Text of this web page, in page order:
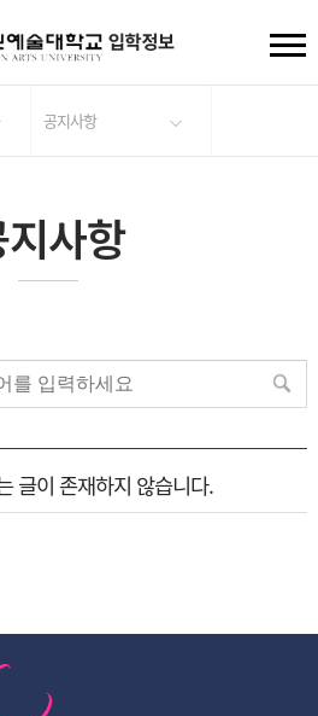
공지사항
사항
글이 존재하지 않습니다.